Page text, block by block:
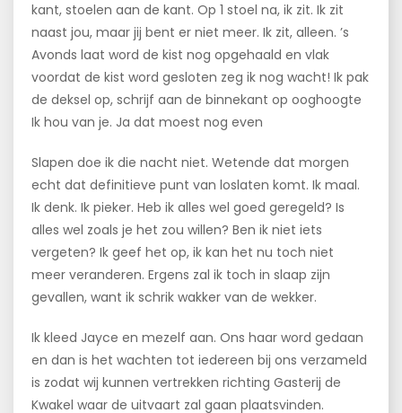
kant, stoelen aan de kant. Op 1 stoel na, ik zit. Ik zit
naast jou, maar jij bent er niet meer. Ik zit, alleen. ’s
Avonds laat word de kist nog opgehaald en vlak
voordat de kist word gesloten zeg ik nog wacht! Ik pak
de deksel op, schrijf aan de binnekant op ooghoogte
Ik hou van je. Ja dat moest nog even
Slapen doe ik die nacht niet. Wetende dat morgen
echt dat definitieve punt van loslaten komt. Ik maal.
Ik denk. Ik pieker. Heb ik alles wel goed geregeld? Is
alles wel zoals je het zou willen? Ben ik niet iets
vergeten? Ik geef het op, ik kan het nu toch niet
meer veranderen. Ergens zal ik toch in slaap zijn
gevallen, want ik schrik wakker van de wekker.
Ik kleed Jayce en mezelf aan. Ons haar word gedaan
en dan is het wachten tot iedereen bij ons verzameld
is zodat wij kunnen vertrekken richting Gasterij de
Kwakel waar de uitvaart zal gaan plaatsvinden.